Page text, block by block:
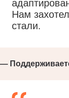
Нам
стали.
—